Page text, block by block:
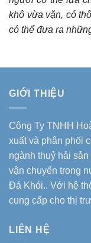
khô vừa vặn, có
có thể đưa ra
GIỚI THIỆU
Công Ty TNHH
xuất và phân phối
ngành thuỷ hải
vận chuyển trong
Đá Khói.. Với hệ
cung cấp cho thị
LIÊN HỆ